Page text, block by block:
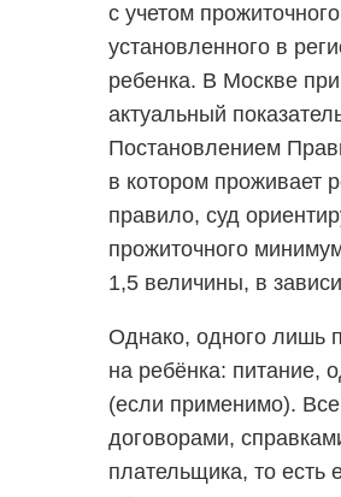
с учетом
установленного в
ребенка. В Москве
актуальный
Постановлением
в котором проживает
правило, суд
прожиточного
1,5 величины, в
Однако, одного лишь
на ребёнка: питание,
(если применимо).
договорами,
плательщика, то есть